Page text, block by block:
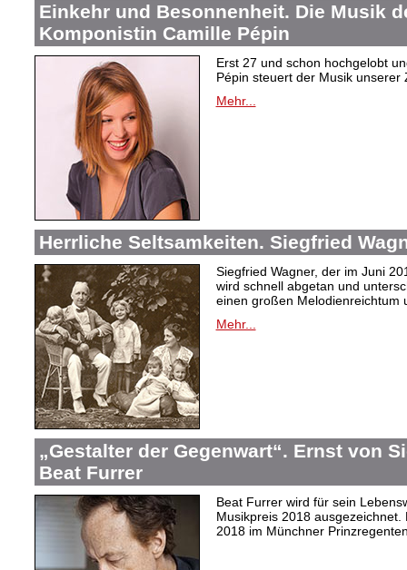
Einkehr und Besonnenheit. Die Musik
Komponistin Camille Pépin
Erst 27 und schon hochgelobt
Pépin steuert der Musik unserer
Mehr...
Herrliche Seltsamkeiten. Siegfried
Siegfried Wagner, der im Juni
wird schnell abgetan und
einen großen Melodienreichtum
Mehr...
„Gestalter der Gegenwart“. Ernst von
Beat Furrer
Beat Furrer wird für sein
Musikpreis 2018
2018 im Münchner